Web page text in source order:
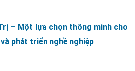
– Một lựa chọn thông minh cho
phát triển nghề nghiệp